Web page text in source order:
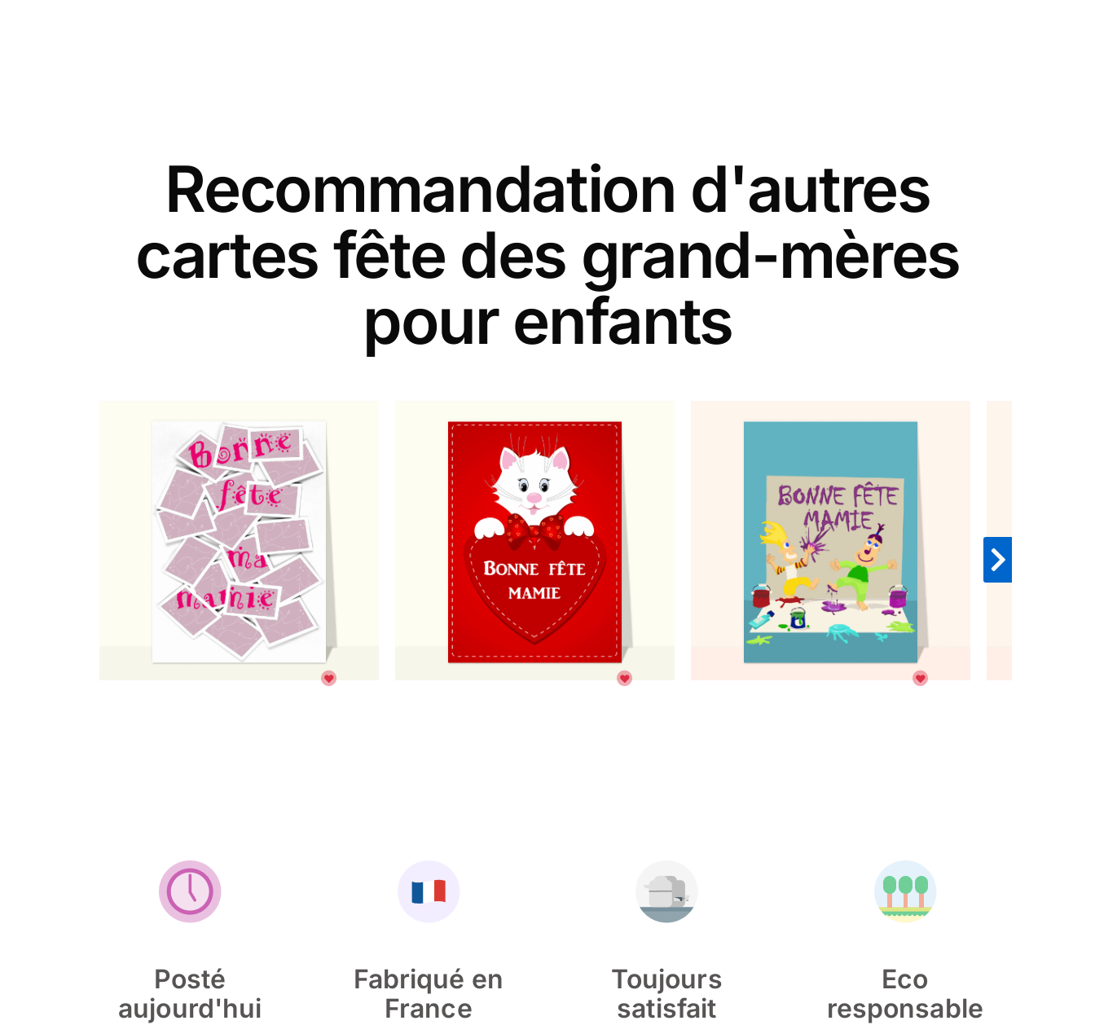
Recommandation d'autres
cartes fête des grand-mères
pour enfants
Posté
aujourd'hui
Fabriqué en
France
Toujours
satisfait
Eco
responsable